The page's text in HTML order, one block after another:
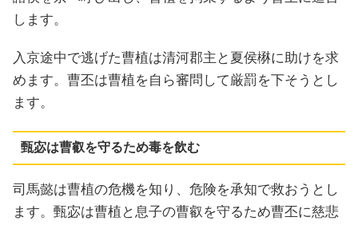
します。
入京途中で逃げた曹植は清河郡主と夏侯楙に助けを求
めます。曹丕は曹植を自ら審問して厳罰を下そうとし
ます。
甄宓は曹叡を守るため毒を飲む
司馬懿は曹植の危機を知り、危険を承知で救おうとし
ます。甄宓は曹植と息子の曹叡を守るため曹丕に慈悲